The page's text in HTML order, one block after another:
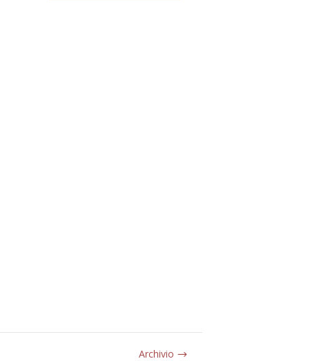
Archivio